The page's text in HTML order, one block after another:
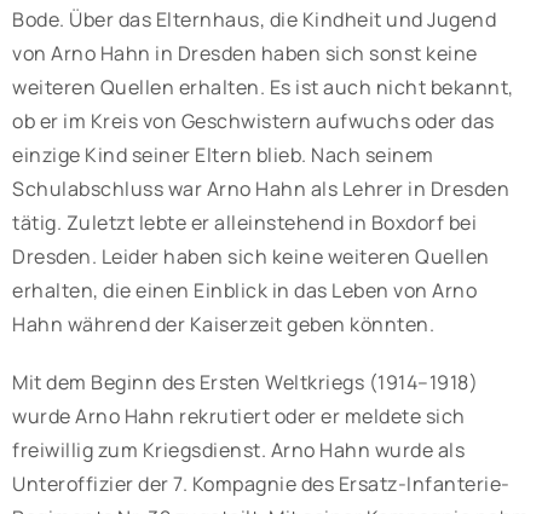
Bode. Über das Elternhaus, die Kindheit und Jugend
von Arno Hahn in Dresden haben sich sonst keine
weiteren Quellen erhalten. Es ist auch nicht bekannt,
ob er im Kreis von Geschwistern aufwuchs oder das
einzige Kind seiner Eltern blieb. Nach seinem
Schulabschluss war Arno Hahn als Lehrer in Dresden
tätig. Zuletzt lebte er alleinstehend in Boxdorf bei
Dresden. Leider haben sich keine weiteren Quellen
erhalten, die einen Einblick in das Leben von Arno
Hahn während der Kaiserzeit geben könnten.
Mit dem Beginn des Ersten Weltkriegs (1914–1918)
wurde Arno Hahn rekrutiert oder er meldete sich
freiwillig zum Kriegsdienst. Arno Hahn wurde als
Unteroffizier der 7. Kompagnie des Ersatz-Infanterie-